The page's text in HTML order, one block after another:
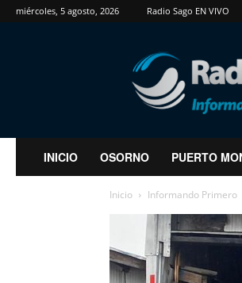
miércoles, 5 agosto, 2026 Radio Sago EN VIVO
RadioSago
INICIO OSORNO PUERTO
Inicio Informando Primero